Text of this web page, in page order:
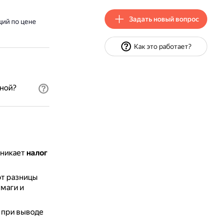
по цене
налог
разницы
и
выводе
Задать новый вопрос
Как это работает?